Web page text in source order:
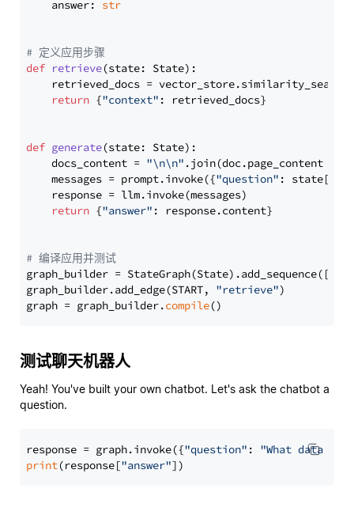
    answer:
str
# 定义应用步骤
def retrieve(state: State):
retrieved_docs =
return {"context" : retrieved_docs}
def generate(state: State):
    docs_content =
"\n\n" .join(doc.page_content
    messages = prompt.invoke({
"question" : state[
    response = llm.invoke(messages)
return {"answer" : response.content}
# 编译应用并测试
graph_builder =
graph_builder.add_edge(START, "retrieve")
graph = graph_builder.compile
测试聊天机器人
Yeah! You've built your own chatbot. Let's ask the chatbot a
question.
response = graph.invoke({"question" : "What data
print(response["answer"